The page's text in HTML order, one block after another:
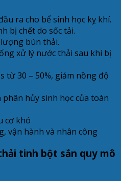
ra cho bể sinh học kỵ khí.
bị chết do sốc tải.
bùn thải.
xử lý nước thải sau khi bị
từ 30 – 50%, giảm nồng độ
hủy sinh học của toàn
cơ khó
vận hành và nhân công
tinh bột sắn quy mô